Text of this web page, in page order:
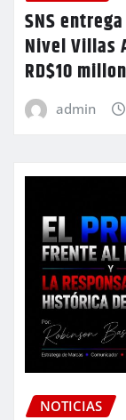
SNS
Nivel Villas
RD$10
admin
NOTICIAS